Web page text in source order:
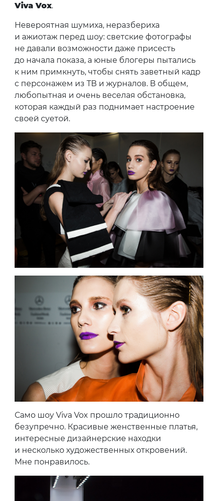
Viva Vox.
Невероятная шумиха, неразбериха
и ажиотаж перед шоу: светские фотографы
не давали возможности даже присесть
до начала показа, а юные блогеры пытались
к ним примкнуть, чтобы снять заветный кадр
с персонажем из ТВ и журналов. В общем,
любопытная и очень веселая обстановка,
которая каждый раз поднимает настроение
своей суетой.
Само шоу Viva Vox прошло традиционно
безупречно. Красивые женственные платья,
интересные дизайнерские находки
и несколько художественных откровений.
Мне понравилось.